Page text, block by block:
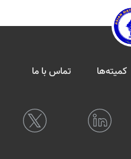
کمیته‌ها تماس با ما